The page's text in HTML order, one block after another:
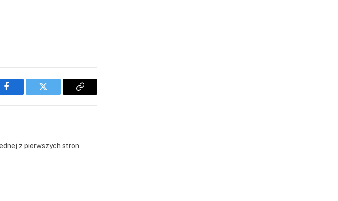
Facebook Twitter
Copy
z pierwszych stron